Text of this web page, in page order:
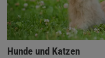
Hunde und Katzen